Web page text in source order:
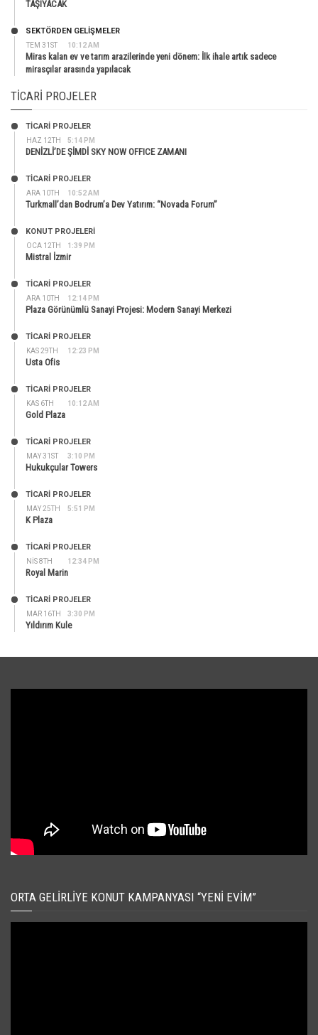
TAŞIYACAK
TEM 31ST 10:12 AM
SEKTÖRDEN GELIŞMELER
Miras kalan ev ve tarım arazilerinde yeni dönem: İlk ihale artık sadece
mirasçılar arasında yapılacak
TICARI PROJELER
HAZ 12TH 5:14 PM
TİCARİ PROJELER
DENİZLİ’DE ŞİMDİ SKY NOW OFFICE ZAMANI
ARA 10TH 10:52 AM
TİCARİ PROJELER
Turkmall’dan Bodrum’a Dev Yatırım: “Novada Forum”
OCA 12TH 1:39 PM
KONUT PROJELERI
Mistral İzmir
ARA 10TH 12:14 PM
TİCARİ PROJELER
Plaza Görünümlü Sanayi Projesi: Modern Sanayi Merkezi
KAS 29TH 12:23 PM
TİCARİ PROJELER
Usta Ofis
KAS 6TH 10:12 AM
TİCARİ PROJELER
Gold Plaza
MAY 31ST 3:10 PM
TİCARİ PROJELER
Hukukçular Towers
MAY 25TH 5:51 PM
TİCARİ PROJELER
K Plaza
NIS 8TH 12:34 PM
TİCARİ PROJELER
Royal Marin
MAR 16TH 3:30 PM
TİCARİ PROJELER
Yıldırım Kule
ORTA GELIRLIYE KONUT KAMPANYASI “YENI EVIM”